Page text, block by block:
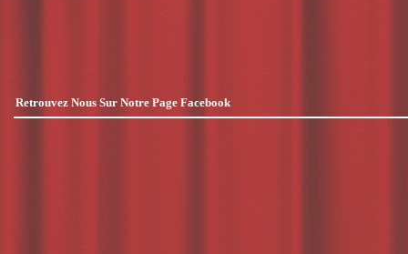
Retrouvez Nous Sur Notre Page Facebook